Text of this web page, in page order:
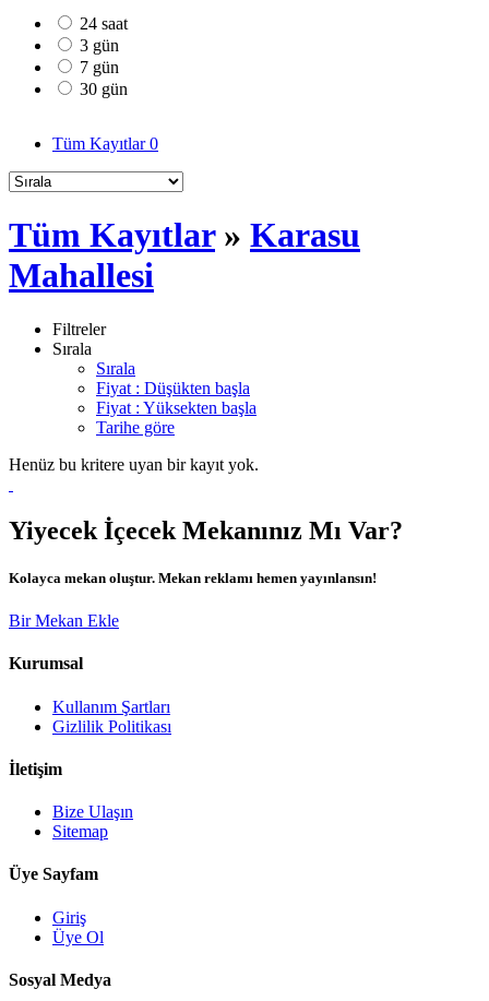
24 saat
3 gün
7 gün
30 gün
Tüm Kayıtlar0
Tüm Kayıtlar» Karasu
Mahallesi
Filtreler
Sırala
Sırala
Fiyat : Düşükten başla
Fiyat : Yüksekten başla
Tarihe göre
Henüz bu kritere uyan bir kayıt yok.
Yiyecek İçecek Mekanınız Mı Var?
Kolayca mekan oluştur. Mekan reklamı hemen yayınlansın!
Bir Mekan Ekle
Kurumsal
Kullanım Şartları
Gizlilik Politikası
İletişim
Bize Ulaşın
Sitemap
Üye Sayfam
Giriş
Üye Ol
Sosyal Medya